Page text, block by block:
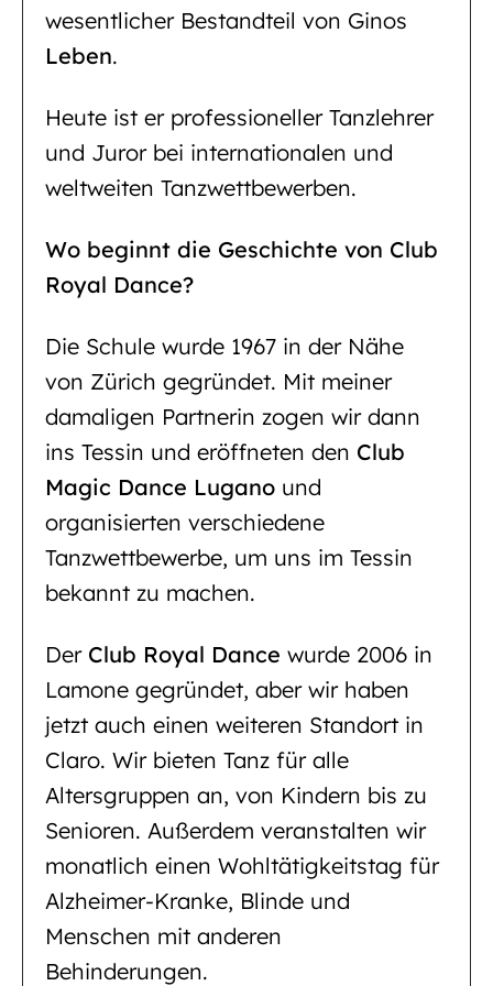
wesentlicher Bestandteil von Ginos
Leben.
Heute ist er professioneller Tanzlehrer
und Juror bei internationalen und
weltweiten Tanzwettbewerben.
Wo beginnt die Geschichte von Club
Royal Dance?
Die Schule wurde 1967 in der Nähe
von Zürich gegründet. Mit meiner
damaligen Partnerin zogen wir dann
ins Tessin und eröffneten den Club
Magic Dance Lugano und
organisierten verschiedene
Tanzwettbewerbe, um uns im Tessin
bekannt zu machen.
Der Club Royal Dance wurde 2006 in
Lamone gegründet, aber wir haben
jetzt auch einen weiteren Standort in
Claro. Wir bieten Tanz für alle
Altersgruppen an, von Kindern bis zu
Senioren. Außerdem veranstalten wir
monatlich einen Wohltätigkeitstag für
Alzheimer-Kranke, Blinde und
Menschen mit anderen
Behinderungen.